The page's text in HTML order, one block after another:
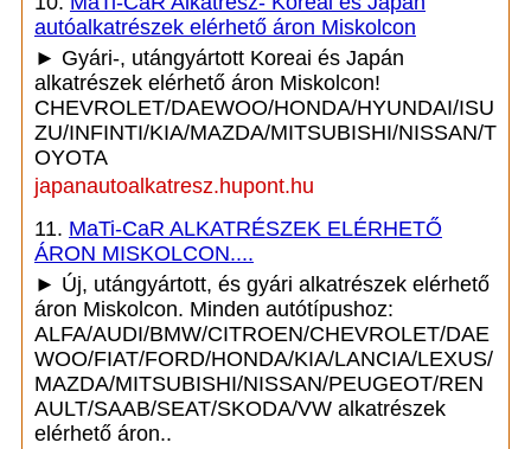
autóalkatrészek elérhető áron Miskolcon
► Gyári-, utángyártott Koreai és Japán
alkatrészek elérhető áron Miskolcon!
CHEVROLET/DAEWOO/HONDA/HYUNDAI/ISU
ZU/INFINTI/KIA/MAZDA/MITSUBISHI/NISSAN/T
OYOTA
japanautoalkatresz.hupont.hu
11. MaTi-CaR ALKATRÉSZEK ELÉRHETŐ
ÁRON MISKOLCON....
► Új, utángyártott, és gyári alkatrészek elérhető
áron Miskolcon. Minden autótípushoz:
ALFA/AUDI/BMW/CITROEN/CHEVROLET/DAE
WOO/FIAT/FORD/HONDA/KIA/LANCIA/LEXUS/
MAZDA/MITSUBISHI/NISSAN/PEUGEOT/REN
AULT/SAAB/SEAT/SKODA/VW alkatrészek
elérhető áron..